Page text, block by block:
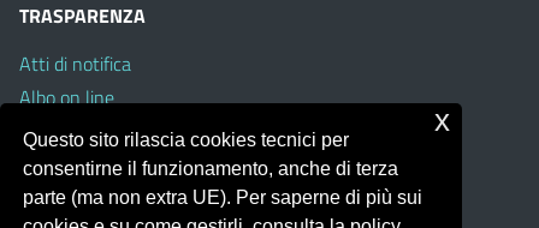
TRASPARENZA
Atti di notifica
Albo on line
Amministrazione Trasparente
Obiettivi di Accessibilità
Whistleblowing
Questo sito rilascia cookies tecnici per
consentirne il funzionamento, anche di terza
parte (ma non extra UE). Per saperne di più sui
x